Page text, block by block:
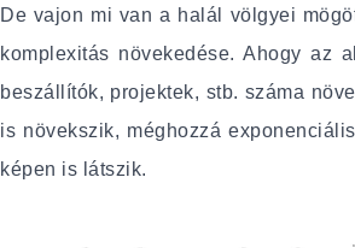
De vajon mi van a halál völgyei
komplexitás növekedése. Ahogy az
beszállítók, projektek, stb. száma
is növekszik, méghozzá
képen is látszik.